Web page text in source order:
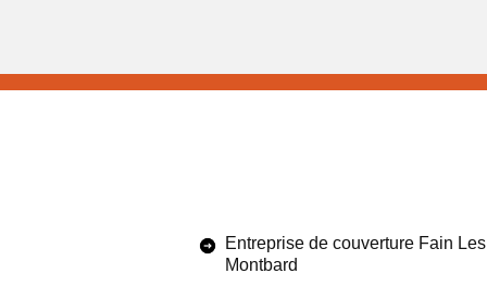
Entreprise de couverture Fain Les
Montbard